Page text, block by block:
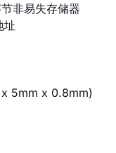
非易失存储器
址
x 5mm x 0.8mm)